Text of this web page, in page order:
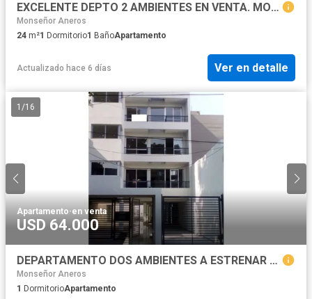
EXCELENTE DEPTO 2 AMBIENTES EN VENTA. MORON. INMEJORABLE UBICACIÓN
Monseñor Aneros
24 m²1 Dormitorio1 BañoApartamento
Actualizado hace 6 días Ver en detalle
1 /16
Apartamento·en venta
USD 64.000
DEPARTAMENTO DOS AMBIENTES A ESTRENAR EN VENTA EN MORON
Monseñor Aneros
1 DormitorioApartamento